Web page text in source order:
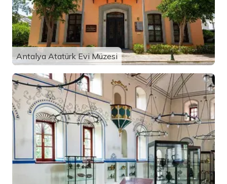
Antalya Atatürk Evi Müzesi